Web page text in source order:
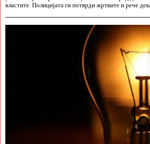
властите. Полицијата ги потврди жртвите и рече